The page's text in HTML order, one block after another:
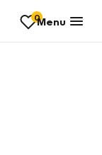
0Menu